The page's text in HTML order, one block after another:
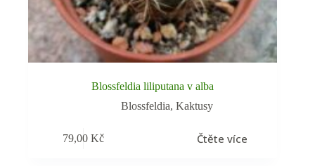
Blossfeldia liliputana v alba
Blossfeldia, Kaktusy
79,00Kč Čtěte více